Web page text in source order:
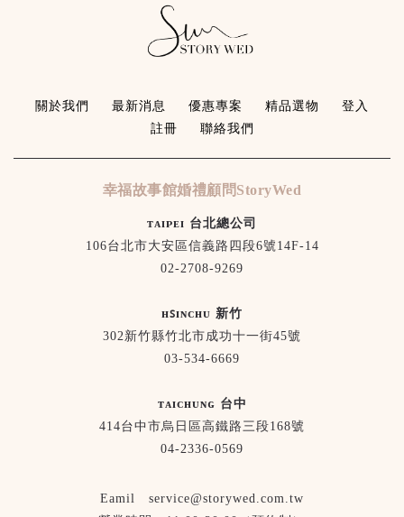
關於我們 最新消息 優惠專案 精品選物
登入
註冊
聯絡我們
幸福故事館婚禮顧問StoryWed
ᴛᴀɪᴘᴇɪ 台北總公司
106台北市大安區信義路四段6號14F-14
02-2708-9269
ʜꜱɪɴᴄʜᴜ 新竹
302新竹縣竹北市成功十一街45號
03-534-6669
ᴛᴀɪᴄʜᴜɴɢ 台中
414台中市烏日區高鐵路三段168號
04-2336-0569
Eamil service@storywed.com.tw